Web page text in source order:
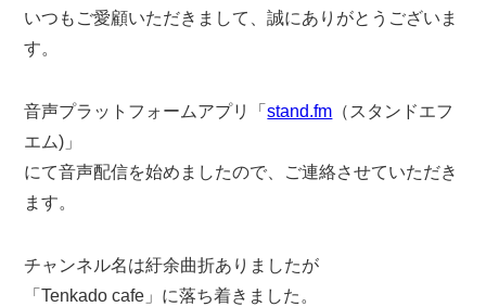
いつもご愛顧いただきまして、誠にありがとうございま
す。
音声プラットフォームアプリ「stand.fm （スタンドエフ
エム)」
にて音声配信を始めましたので、ご連絡させていただき
ます。
チャンネル名は紆余曲折ありましたが
「Tenkado cafe」に落ち着きました。